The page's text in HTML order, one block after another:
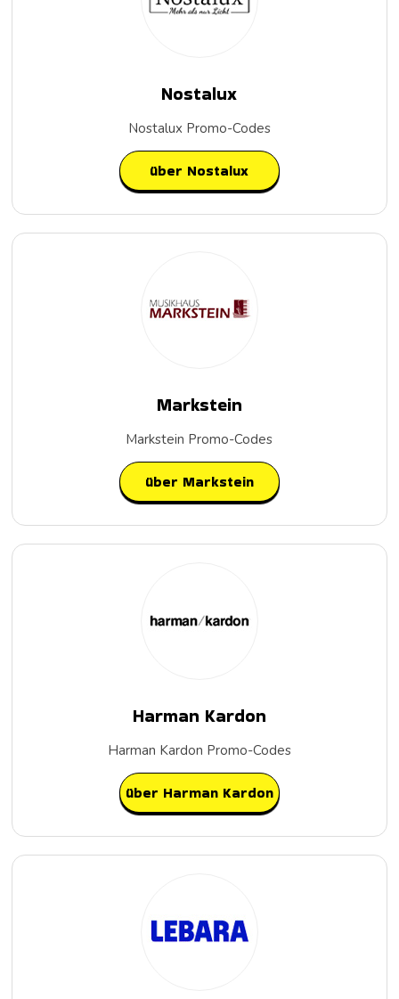
Nostalux
Nostalux Promo-Codes
über Nostalux
Markstein
Markstein Promo-Codes
über Markstein
Harman Kardon
Harman Kardon Promo-Codes
über Harman Kardon